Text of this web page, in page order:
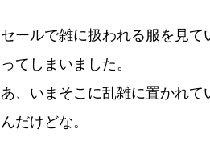
セールで雑に扱われる服を見
ってしまいました。
あ、いまそこに乱雑に置かれ
んだけどな。